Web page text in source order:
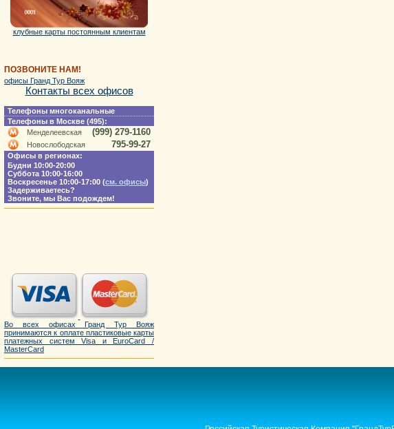
клубные карты постоянным клиентам
ПОЗВОНИТЕ НАМ!
офисы Гранд Тур Вояж
Контакты всех офисов
Телефоны многоканальные
Телефоны в Москве (495):
Менделеевская
(999) 279-1160
Новослободская 795-99-27
Офисы в регионах:
Будни 10:00-20:00
Суббота 10:00-16:00
Воскресенье 10:00-17:00 (см. офисы)
Задерживаетесь?
Звоните, мы Вас подождем!
Во всех офисах Гранд Тур Вояж
принимаются к оплате пластиковые карты
платежных систем Visa и EuroCard /
MasterCard